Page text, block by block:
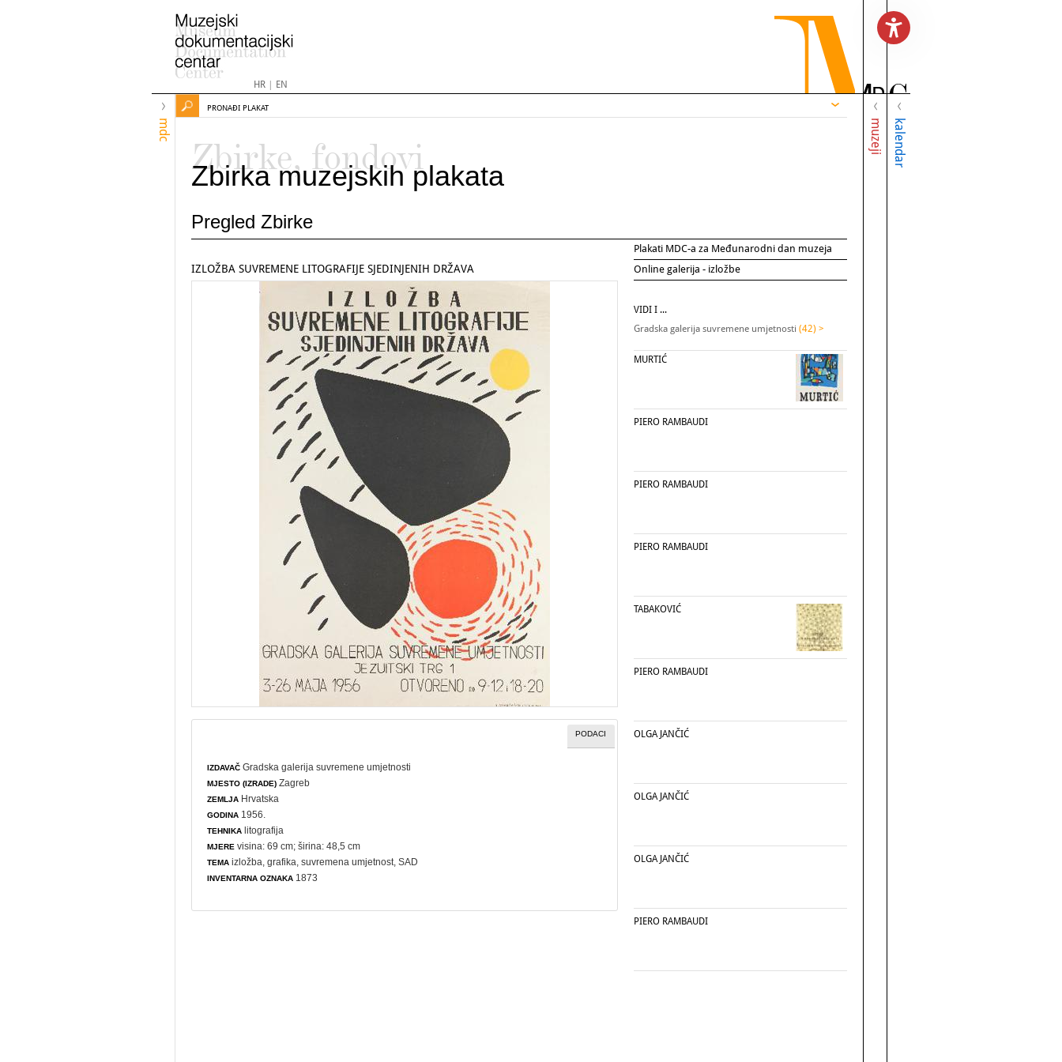
HR| EN
mdc muzeji kalendar
PRONAĐI PLAKAT
Zbirke, fondovi
Zbirka muzejskih plakata
Pregled Zbirke
Plakati MDC-a za Međunarodni dan muzeja
Online galerija - izložbe
IZLOŽBA SUVREMENE LITOGRAFIJE SJEDINJENIH DRŽAVA
PODACI
IZDAVAČ Gradska galerija suvremene umjetnosti
MJESTO (IZRADE) Zagreb
ZEMLJA Hrvatska
GODINA 1956.
TEHNIKA litografija
MJERE visina: 69 cm; širina: 48,5 cm
TEMA izložba ,grafika ,suvremena umjetnost , SAD
INVENTARNA OZNAKA 1873
VIDI I ...
Gradska galerija suvremene umjetnosti (42) >
MURTIĆ
PIERO RAMBAUDI
PIERO RAMBAUDI
PIERO RAMBAUDI
TABAKOVIĆ
PIERO RAMBAUDI
OLGA JANČIĆ
OLGA JANČIĆ
OLGA JANČIĆ
PIERO RAMBAUDI